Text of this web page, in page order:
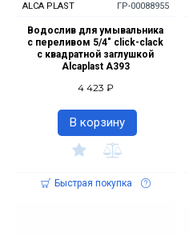
ALCA PLAST ГР-00088955
Водослив для умывальника
с переливом 5/4" click-clack
с квадратной заглушкой
Alcaplast A393
4 423 ₽
В корзину
Быстрая покупка